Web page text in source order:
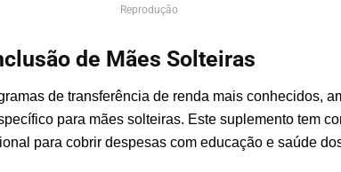
Reprodução
de Mães Solteiras
de transferência de renda mais conhecidos,
para mães solteiras. Este suplemento tem
para cobrir despesas com educação e saúde